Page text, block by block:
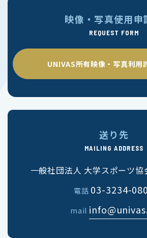
映像・写真使用申
REQUEST FORM
UNIVAS所有映像・写真利用
送り先
MAILING ADDRESS
一般社団法人 大学スポーツ協
電話 03-3234-
mail